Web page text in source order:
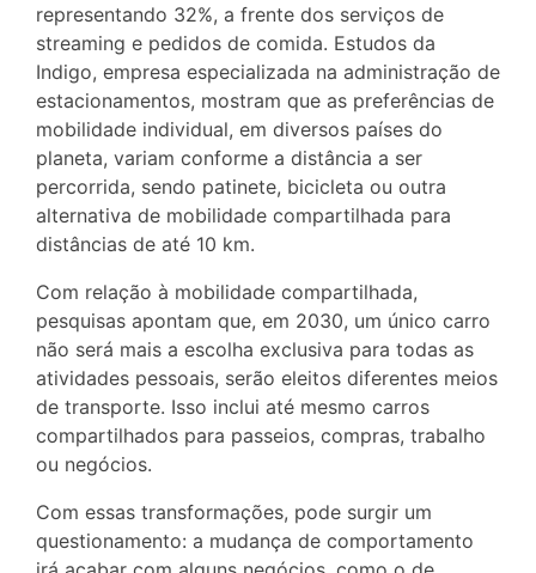
representando 32%, a frente dos serviços de
streaming e pedidos de comida. Estudos da
Indigo, empresa especializada na administração de
estacionamentos, mostram que as preferências de
mobilidade individual, em diversos países do
planeta, variam conforme a distância a ser
percorrida, sendo patinete, bicicleta ou outra
alternativa de mobilidade compartilhada para
distâncias de até 10 km.
Com relação à mobilidade compartilhada,
pesquisas apontam que, em 2030, um único carro
não será mais a escolha exclusiva para todas as
atividades pessoais, serão eleitos diferentes meios
de transporte. Isso inclui até mesmo carros
compartilhados para passeios, compras, trabalho
ou negócios.
Com essas transformações, pode surgir um
questionamento: a mudança de comportamento